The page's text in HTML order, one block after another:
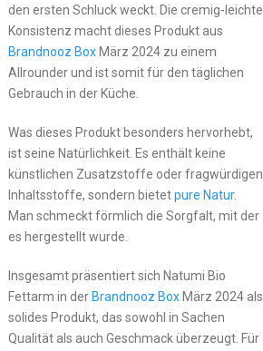
den ersten Schluck weckt. Die cremig-leichte
Konsistenz macht dieses Produkt aus
Brandnooz BoxMärz 2024 zu einem
Allrounder und ist somit für den täglichen
Gebrauch in der Küche.
Was dieses Produkt besonders hervorhebt,
ist seine Natürlichkeit. Es enthält keine
künstlichen Zusatzstoffe oder fragwürdigen
Inhaltsstoffe, sondern bietetpure Natur.
Man schmeckt förmlich die Sorgfalt, mit der
es hergestellt wurde.
Insgesamt präsentiert sich Natumi Bio
Fettarm in derBrandnooz BoxMärz 2024 als
solides Produkt, das sowohl in Sachen
Qualität als auch Geschmack überzeugt. Für